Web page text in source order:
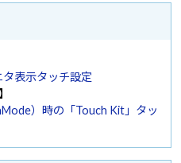
表示タッチ設定
）時の「Touch Kit」タッ